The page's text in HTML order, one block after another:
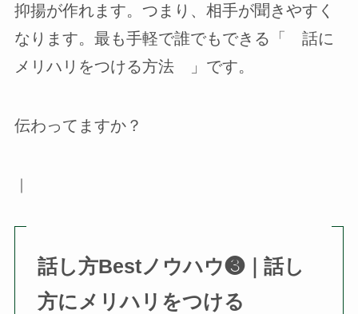
抑揚が作れます。つまり、相手が聞きやすく
なります。最も手軽で誰でもできる「 話に
メリハリをつける方法 」です。
伝わってますか？
｜
話し方Bestノウハウ❸｜話し
方にメリハリをつける